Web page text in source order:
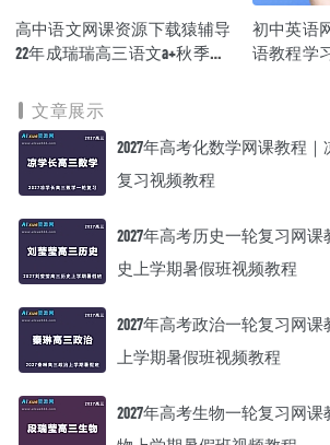
高中语文网课资源下载猿辅导
22年成瑞瑞高三语文a+秋季教
初中英语
语教程学
文章展示
2027年高考化数学网课教程
复习视频教程
2027年高考历史一轮复习网
史上学期暑假班视频教程
2027年高考政治一轮复习网
上学期暑假班视频教程
2027年高考生物一轮复习网